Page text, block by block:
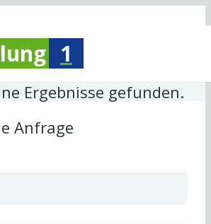
1
Ergebnisse gefunden.
Anfrage